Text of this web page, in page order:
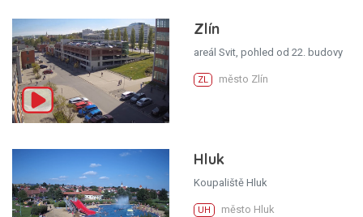
Zlín
areál Svit, pohled od 22. budovy
ZL město Zlín
Hluk
Koupaliště Hluk
UH město Hluk